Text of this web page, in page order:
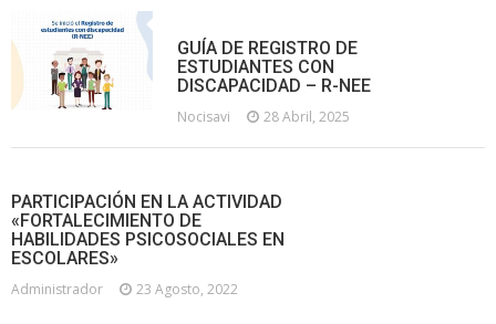
GUÍA DE REGISTRO DE
ESTUDIANTES CON
DISCAPACIDAD – R-NEE
Nocisavi 28 Abril, 2025
PARTICIPACIÓN EN LA ACTIVIDAD
«FORTALECIMIENTO DE
HABILIDADES PSICOSOCIALES EN
ESCOLARES»
Administrador 23 Agosto, 2022